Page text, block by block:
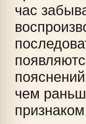
час
чем